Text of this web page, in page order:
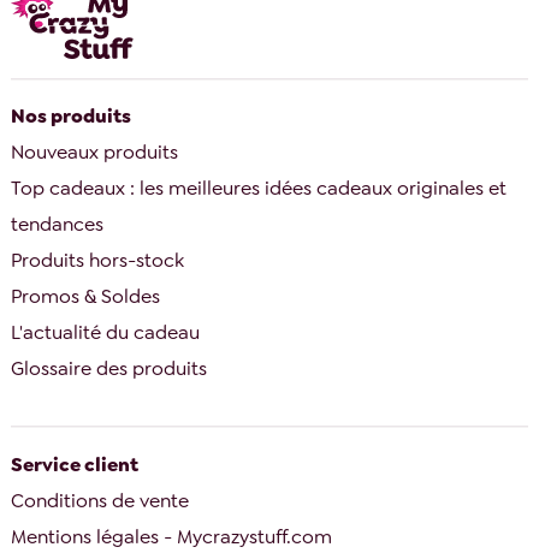
Nos produits
Nouveaux produits
Top cadeaux : les meilleures idées cadeaux originales et
tendances
Produits hors-stock
Promos & Soldes
L'actualité du cadeau
Glossaire des produits
Service client
Conditions de vente
Mentions légales - Mycrazystuff.com